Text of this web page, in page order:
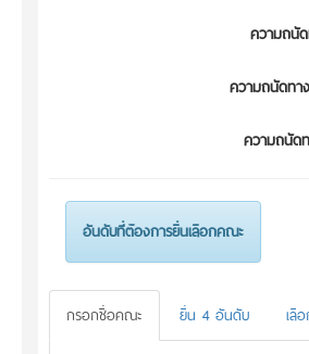
ความถนัด
ความถนัดทา
ความถนัด
อันดับที่ต้องการยื่นเลือกคณะ
กรอกชื่อคณะ ยื่น 4 อันดับ เลื